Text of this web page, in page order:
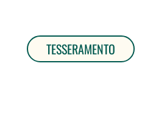
TESSERAMENTO